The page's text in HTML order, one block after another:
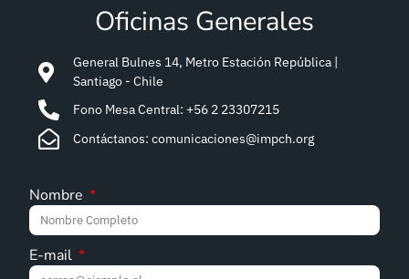
Oficinas Generales
General Bulnes 14, Metro Estación República |
Santiago - Chile
Fono Mesa Central: +56 2 23307215
Contáctanos: comunicaciones@impch.org
Nombre
E-mail